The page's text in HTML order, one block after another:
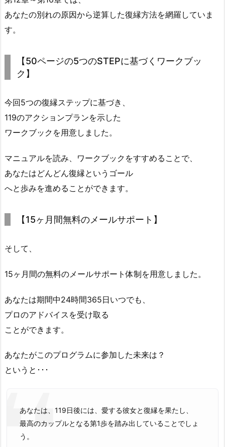
あなたの別れの原因から逆算した復縁方法を網羅していま
す。
【50ページの5つのSTEPに基づくワークブッ
ク】
今回5つの復縁ステップに基づき、
119のアクションプランを示した
ワークブックを用意しました。
マニュアルを読み、ワークブックをすすめることで、
あなたはどんどん復縁というゴール
へと歩みを進めることができます。
【15ヶ月間無料のメールサポート】
そして、
15ヶ月間の無料のメールサポート体制を用意しました。
あなたは期間中24時間365日いつでも、
プロのアドバイスを受け取る
ことができます。
あなたがこのプログラムに参加した未来は？
というと･･･
あなたは、119日後には、愛する彼女と復縁を果たし、
最高のカップルとなる第1歩を踏み出していることでしょ
う。